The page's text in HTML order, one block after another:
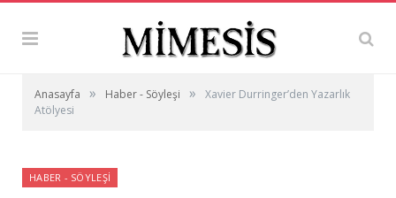
Anasayfa » Haber - Söyleşi »
Xavier Durringer’den Yazarlık
Atölyesi
HABER - SÖYLEŞI